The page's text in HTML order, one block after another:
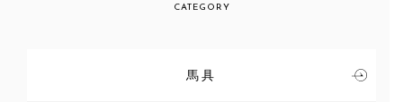
CATEGORY
馬具